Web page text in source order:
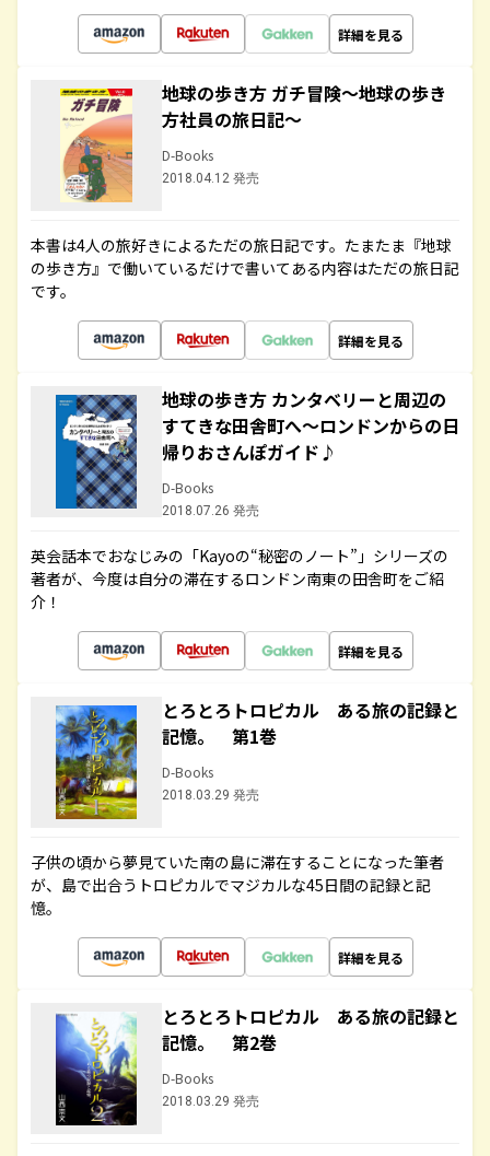
詳細を見る
地球の歩き方 ガチ冒険～地球の歩き
方社員の旅日記～
D-Books
2018.04.12 発売
本書は4人の旅好きによるただの旅日記です。たまたま『地球
の歩き方』で働いているだけで書いてある内容はただの旅日記
です。
詳細を見る
地球の歩き方 カンタベリーと周辺の
すてきな田舎町へ～ロンドンからの日
帰りおさんぽガイド♪
D-Books
2018.07.26 発売
英会話本でおなじみの「Kayoの“秘密のノート”」シリーズの
著者が、今度は自分の滞在するロンドン南東の田舎町をご紹
介！
詳細を見る
とろとろトロピカル ある旅の記録と
記憶。 第1巻
D-Books
2018.03.29 発売
子供の頃から夢見ていた南の島に滞在することになった筆者
が、島で出合うトロピカルでマジカルな45日間の記録と記
憶。
詳細を見る
とろとろトロピカル ある旅の記録と
記憶。 第2巻
D-Books
2018.03.29 発売